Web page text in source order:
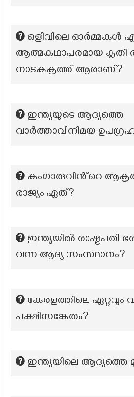
ഒളിവിലെ ഓർമ്മകൾ
ആത്മകഥാപരമായ കൃതി
നാടകകൃത്ത് ആരാണ്?
ഇന്ത്യയുടെ ആദ്യത്തെ
വാർത്താവിനിമയ
കംഗാരുവിൻ്റെ
രാജ്യം ഏത്?
ഇന്ത്യയിൽ രാഷ്ട്രപതി
വന്ന ആദ്യ സംസ്ഥാനം?
കേരളത്തിലെ ഏറ്റവും
പക്ഷിസങ്കേതം?
ഇന്ത്യയിലെ ആദ്യത്തെ